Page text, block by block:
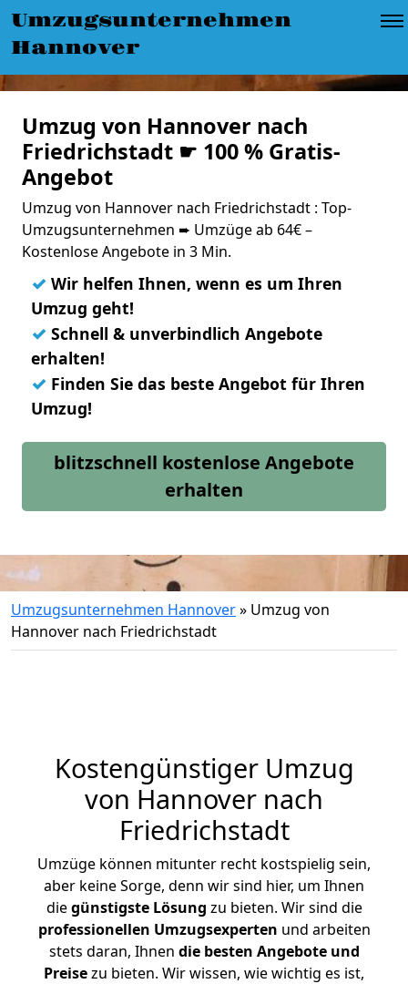
Umzugsunternehmen
Hannover
Umzug von Hannover nach
Friedrichstadt ☛ 100 % Gratis-
Angebot
Umzug von Hannover nach Friedrichstadt : Top-
Umzugsunternehmen ➨ Umzüge ab 64€ –
Kostenlose Angebote in 3 Min.
✓ Wir helfen Ihnen, wenn es um Ihren
Umzug geht!
✓ Schnell & unverbindlich Angebote
erhalten!
✓ Finden Sie das beste Angebot für Ihren
Umzug!
blitzschnell kostenlose Angebote
erhalten
Umzugsunternehmen Hannover» Umzug von
Hannover nach Friedrichstadt
Kostengünstiger Umzug
von Hannover nach
Friedrichstadt
Umzüge können mitunter recht kostspielig sein,
aber keine Sorge, denn wir sind hier, um Ihnen
diegünstigste Lösung zu bieten. Wir sind die
professionellen Umzugsexperten und arbeiten
stets daran, Ihnen die besten Angebote und
Preisezu bieten. Wir wissen, wie wichtig es ist,